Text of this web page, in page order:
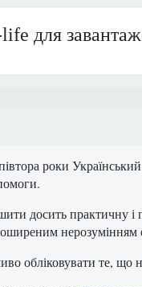
для
роки
досить практичну і
нерозумінням
обліковувати те, що